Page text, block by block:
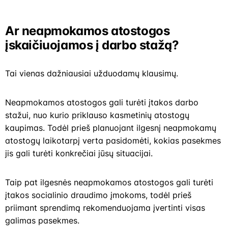
Ar neapmokamos atostogos
įskaičiuojamos į darbo stažą?
Tai vienas dažniausiai užduodamų klausimų.
Neapmokamos atostogos gali turėti įtakos darbo
stažui, nuo kurio priklauso kasmetinių atostogų
kaupimas. Todėl prieš planuojant ilgesnį neapmokamų
atostogų laikotarpį verta pasidomėti, kokias pasekmes
jis gali turėti konkrečiai jūsų situacijai.
Taip pat ilgesnės neapmokamos atostogos gali turėti
įtakos socialinio draudimo įmokoms, todėl prieš
priimant sprendimą rekomenduojama įvertinti visas
galimas pasekmes.